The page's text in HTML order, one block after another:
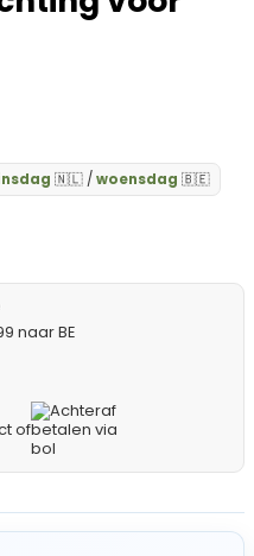
🇳🇱 /woensdag 🇧🇪
naar BE
of